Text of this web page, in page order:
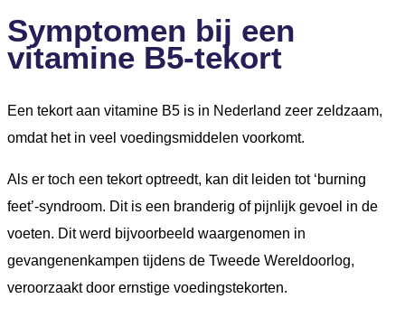
Symptomen bij een
vitamine B5-tekort
Een tekort aan vitamine B5 is in Nederland zeer zeldzaam,
omdat het in veel voedingsmiddelen voorkomt.
Als er toch een tekort optreedt, kan dit leiden tot ‘burning
feet’-syndroom. Dit is een branderig of pijnlijk gevoel in de
voeten. Dit werd bijvoorbeeld waargenomen in
gevangenenkampen tijdens de Tweede Wereldoorlog,
veroorzaakt door ernstige voedingstekorten.